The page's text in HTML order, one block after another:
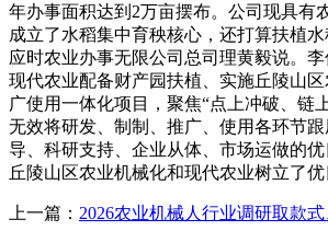
年办事面积达到2万亩摆布。公司现具有
成立了水稻集中育秧核心，还打算扶植
应时农业办事无限公司总司理黄毅说。
现代农业配备财产园扶植、实施丘陵山
广使用一体化项目，聚焦“点上冲破、链
无效将研发、制制、推广、使用各环节
导、科研支持、企业从体、市场运做的
丘陵山区农业机械化和现代农业树立了优
上一篇： 2026农业机械人行业调研取款